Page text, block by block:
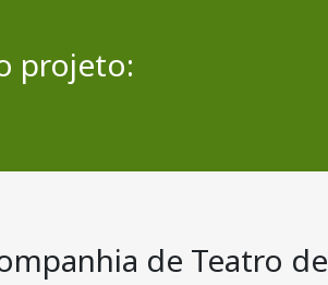
projeto:
de Teatro de